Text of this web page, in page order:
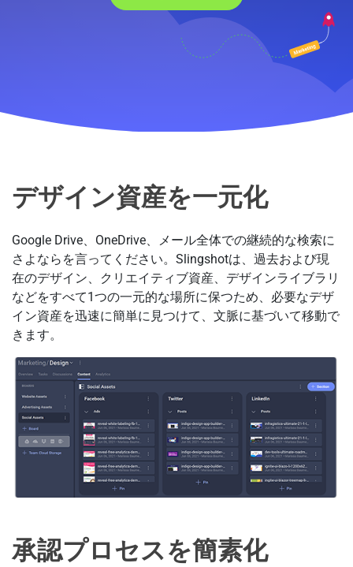
デザイン管理をサポートす
デザイン資産を一元化
Google Drive、OneDrive、メール全体での継続的な検索に
さよならを言ってください。Slingshotは、過去および現
在のデザイン、クリエイティブ資産、デザインライブラリ
などをすべて1つの一元的な場所に保つため、必要なデザ
イン資産を迅速に簡単に見つけて、文脈に基づいて移動で
きます。
承認プロセスを簡素化